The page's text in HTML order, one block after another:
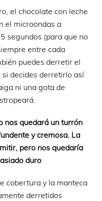
el chocolate con leche
el microondas a
segundos (para que no
entre cada
puedes derretir el
decides derretirlo así
ni una gota de
nos quedará un turrón
y cremosa. La
pero nos quedaría
duro
cobertura y la manteca
derretidos